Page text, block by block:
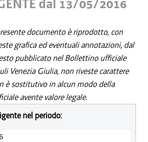
dal 13/05/2016
documento è riprodotto, con
grafica ed eventuali annotazioni, dal
pubblicato nel Bollettino ufficiale
Venezia Giulia, non riveste carattere
è sostitutivo in alcun modo della
avente valore legale.
nel periodo: